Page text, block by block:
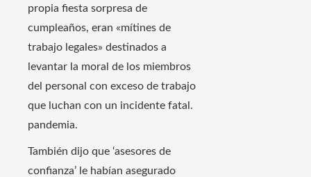
propia fiesta sorpresa de
cumpleaños, eran «mítines de
trabajo legales» destinados a
levantar la moral de los miembros
del personal con exceso de trabajo
que luchan con un incidente fatal.
pandemia.
También dijo que ‘asesores de
confianza’ le habían asegurado